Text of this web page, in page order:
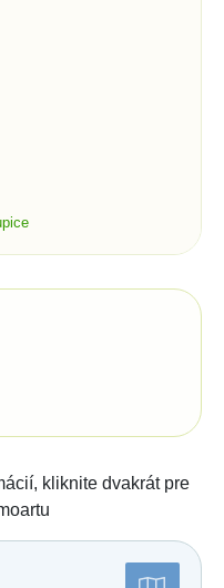
kliknite dvakrát pre